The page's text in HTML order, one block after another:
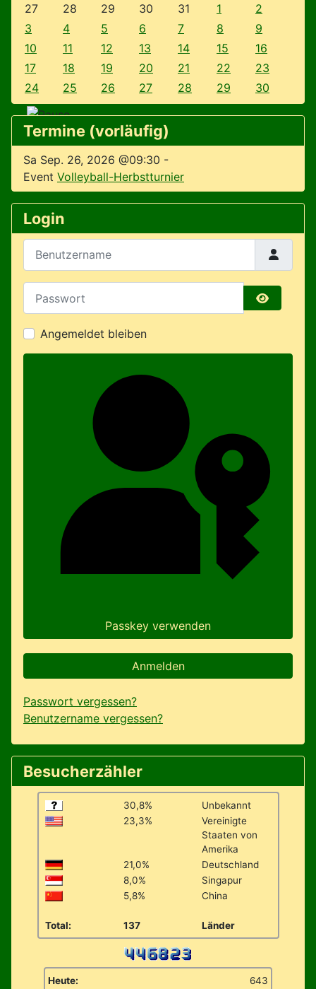
27
28 29 30 31 1
2
3
4 5 6 7 8
9
10
11 12 13 14 15
16
17
18 19 20 21 22
23
24
25 26 27 28 29 30
Termine (vorläufig)
Sa Sep. 26, 2026 @09:30 -
Event Volleyball-Herbstturnier
Login
Passwort
Angemeldet bleiben
Passkey verwenden
Anmelden
Passwort vergessen?
Benutzername vergessen?
Besucherzähler
30,8%
Unbekannt
23,3%
Vereinigte
Staaten von
Amerika
21,0%
Deutschland
8,0%
Singapur
5,8%
China
Total: 137 Länder
Heute: 643